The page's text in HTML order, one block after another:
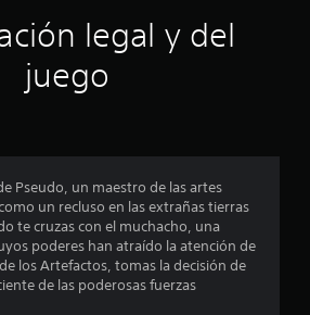
ó
o
m
e
legal y del
juego
Pseudo, un maestro de las artes
un recluso en las extrañas tierras
te cruzas con el muchacho, una
poderes han atraído la atención de
los Artefactos, tomas la decisión de
de las poderosas fuerzas